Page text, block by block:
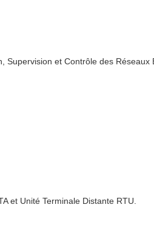
Supervision et Contrôle des Réseaux
et Unité Terminale Distante RTU.